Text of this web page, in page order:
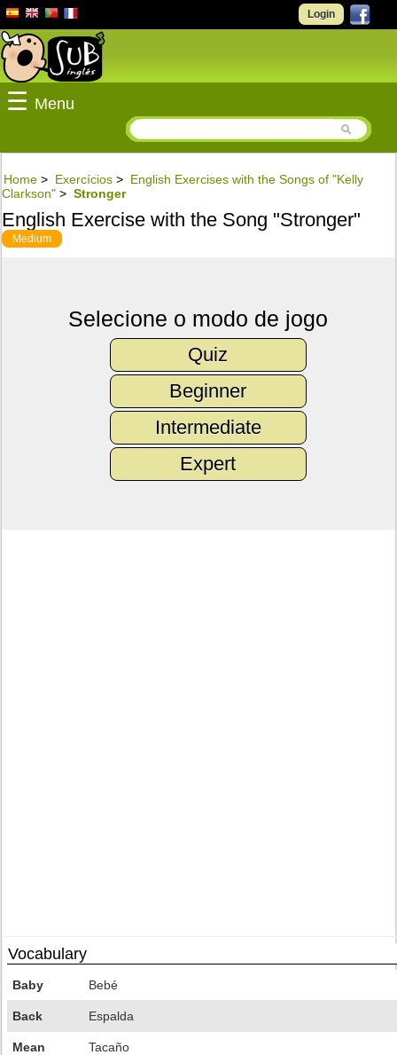
Login
☰ Menu
Home > Exercícios > English Exercises with the Songs of "Kelly
Clarkson" > Stronger
English Exercise with the Song "Stronger"
Medium
Selecione o modo de jogo
Quiz
Beginner
Intermediate
Expert
Vocabulary
Baby Bebé
Back Espalda
Mean Tacaño